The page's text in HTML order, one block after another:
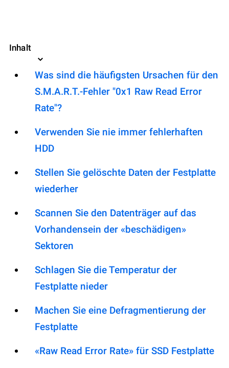
Inhalt
Was sind die häufigsten Ursachen für den
S.M.A.R.T.-Fehler "0x1 Raw Read Error
Rate"?
Verwenden Sie nie immer fehlerhaften
HDD
Stellen Sie gelöschte Daten der Festplatte
wiederher
Scannen Sie den Datenträger auf das
Vorhandensein der «beschädigen»
Sektoren
Schlagen Sie die Temperatur der
Festplatte nieder
Machen Sie eine Defragmentierung der
Festplatte
«Raw Read Error Rate» für SSD Festplatte